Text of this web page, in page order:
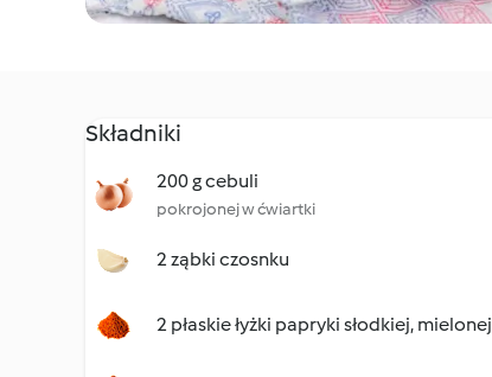
Składniki
200 g cebuli
pokrojonej w ćwiartki
2 ząbki czosnku
2 płaskie łyżki papryki słodkiej, mielonej